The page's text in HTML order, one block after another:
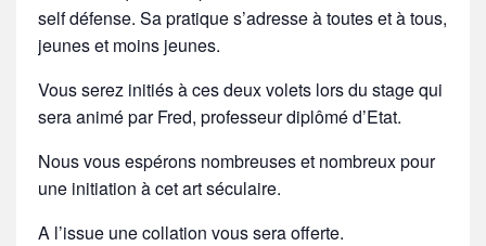
self défense. Sa pratique s’adresse à toutes et à tous,
jeunes et moins jeunes.
Vous serez initiés à ces deux volets lors du stage qui
sera animé par Fred, professeur diplômé d’Etat.
Nous vous espérons nombreuses et nombreux pour
une initiation à cet art séculaire.
A l’issue une collation vous sera offerte.